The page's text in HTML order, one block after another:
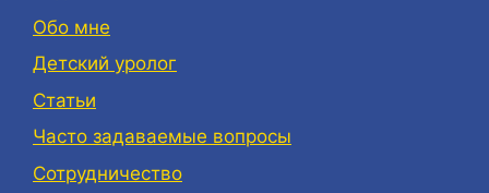
Обо мне
Детский уролог
Статьи
Часто задаваемые вопросы
Сотрудничество